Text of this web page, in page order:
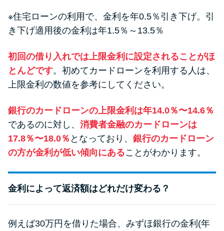
アコムとレイクどっちがいい
の？ カードローンの選び方を徹
底解説！
プロミスの返済方法を徹底解
方法はどれ？
年収が低い＆他社借入があると
落ちる？バンクイックの口コミ
せ方法
※住宅ローンの利用で、金利を年0.5％引き下げ。引
き下げ適用後の金利は年1.5％～13.5％
初回の借り入れでは上限金利に設定されることがほ
とんどです。初めてカードローンを利用する人は、
上限金利の数値を参考にしてください。
銀行のカードローンの上限金利は年14.0％〜14.6％
であるのに対し、 消費者金融のカードローンは
17.8％〜18.0％ となっており、 銀行のカードローン
の方が金利が低い傾向にあることがわかります。
金利によって返済額はどれだけ変わる？
例えば30万円を借りた場合、みずほ銀行の金利(年